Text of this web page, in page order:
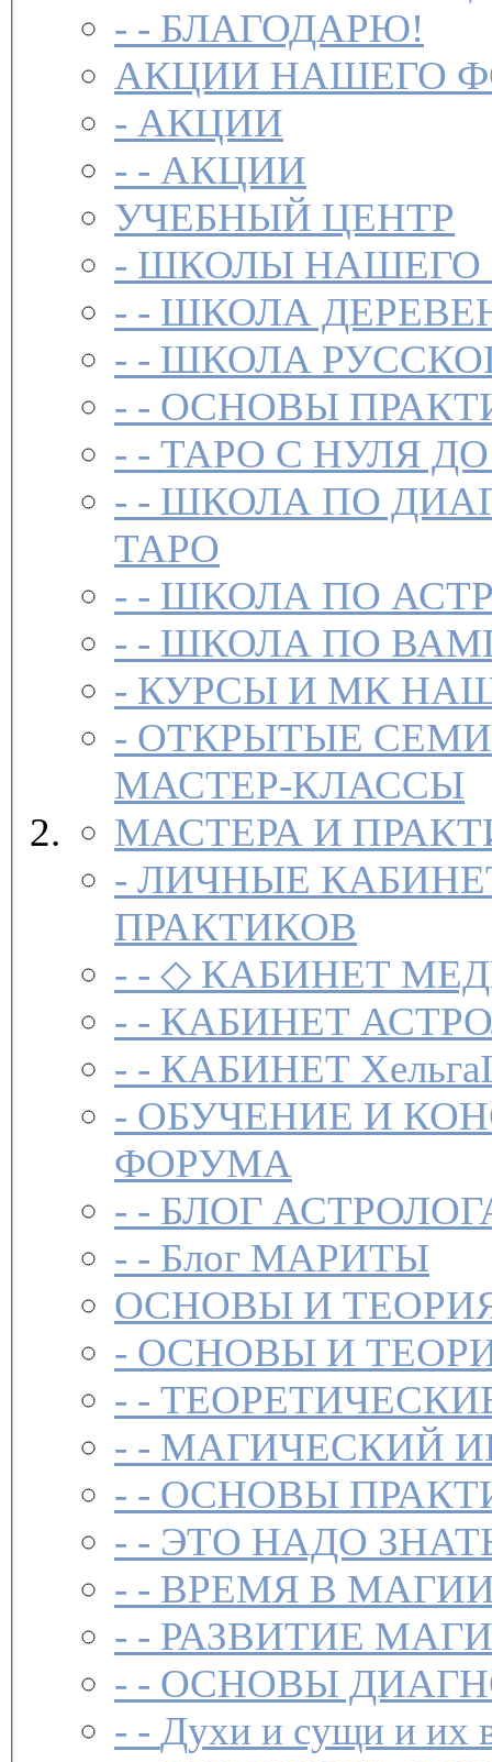
- - БЛАГОДАРЮ!
АКЦИИ НАШЕГО
- АКЦИИ
- - АКЦИИ
УЧЕБНЫЙ ЦЕНТР
- ШКОЛЫ НАШЕГО
- - ШКОЛА
- - ШКОЛА
- - ОСНОВЫ
- - ТАРО С НУЛЯ
- - ШКОЛА ПО
ТАРО
- - ШКОЛА ПО
- - ШКОЛА ПО
-
- ОТКРЫТЫЕ
МАСТЕР-КЛАССЫ
МАСТЕРА И
- ЛИЧНЫЕ
ПРАКТИКОВ
- - ◇ КАБИНЕТ
- - КАБИНЕТ
- - КАБИНЕТ ХельгаI
- ОБУЧЕНИЕ И
ФОРУМА
- - БЛОГ
- - Блог МАРИТЫ
ОСНОВЫ И
- ОСНОВЫ И
- -
- - МАГИЧЕСКИЙ
- - ОСНОВЫ
- - ЭТО НАДО
- - ВРЕМЯ В
- - РАЗВИТИЕ
- - ОСНОВЫ
- - Духи и сущи и их